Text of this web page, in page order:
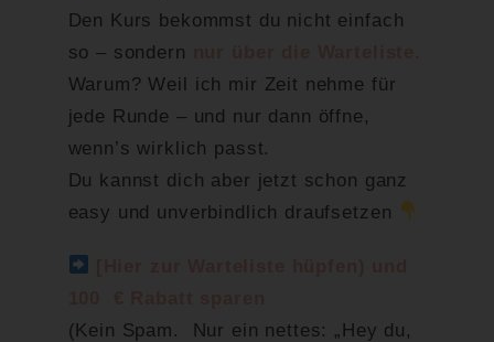
Den Kurs bekommst du nicht einfach
so – sondern
Warum? Weil ich mir Zeit nehme für
jede Runde – und nur dann öffne,
wenn’s wirklich passt.
Du kannst dich aber jetzt schon ganz
easy und unverbindlich draufsetzen
(Kein Spam. Nur ein nettes: „Hey du,